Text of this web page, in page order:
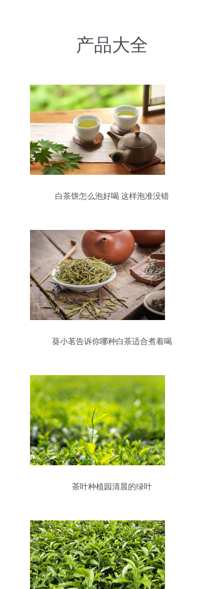
产品大全
白茶饼怎么泡好喝 这样泡准没错
葵小茗告诉你哪种白茶适合煮着喝
茶叶种植园清晨的绿叶